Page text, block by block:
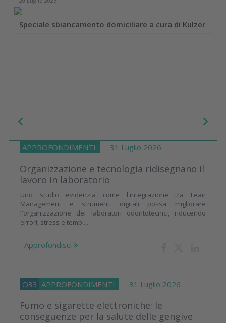
Speciale sbiancamento domiciliare a cura di Kulzer
APPROFONDIMENTI 31 Luglio 2026
Organizzazione e tecnologia ridisegnano il
lavoro in laboratorio
Uno studio evidenzia come l'integrazione tra Lean
Management e strumenti digitali possa migliorare
l'organizzazione dei laboratori odontotecnici, riducendo
errori, stress e tempi...
Approfondisci
O33 APPROFONDIMENTI 31 Luglio 2026
Fumo e sigarette elettroniche: le
conseguenze per la salute delle gengive